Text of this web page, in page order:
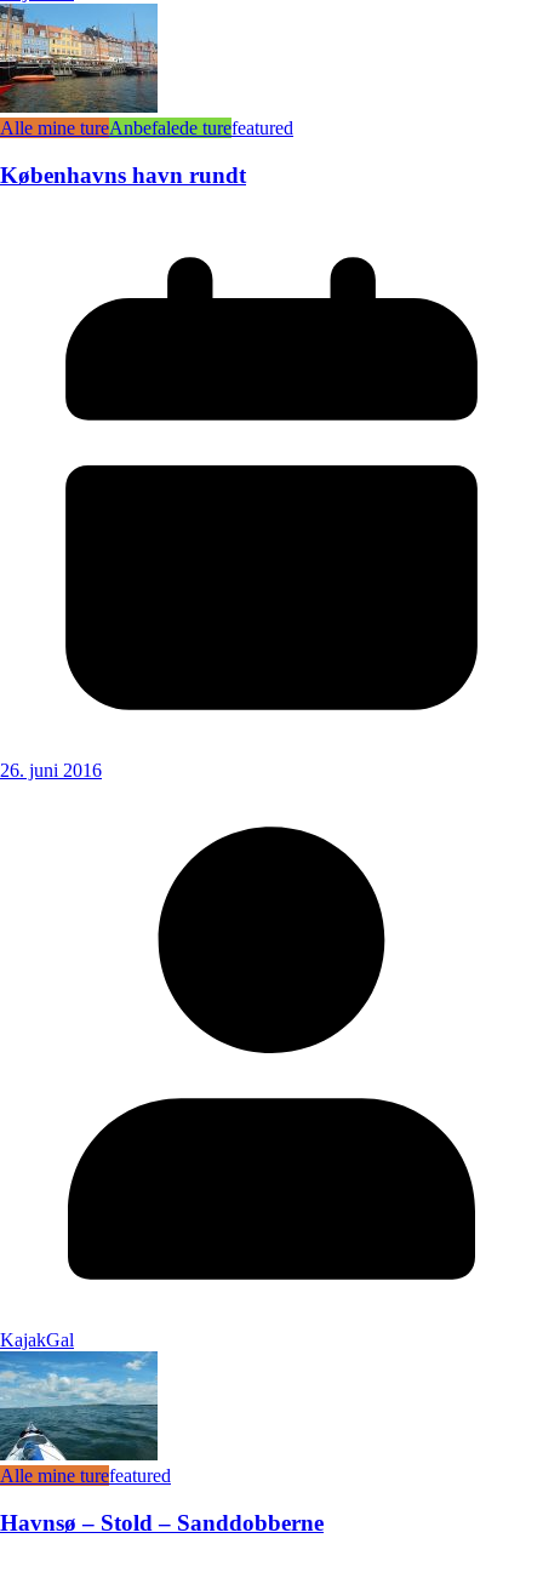
Alle mine tureAnbefalede turefeatured
Københavns havn rundt
26. juni 2016
KajakGal
Alle mine turefeatured
Havnsø – Stold – Sanddobberne